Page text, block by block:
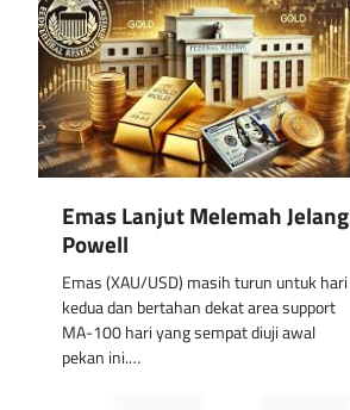
Emas Lanjut Melemah Jelang
Powell
Emas (XAU/USD) masih turun untuk hari
kedua dan bertahan dekat area support
MA-100 hari yang sempat diuji awal
pekan ini.…